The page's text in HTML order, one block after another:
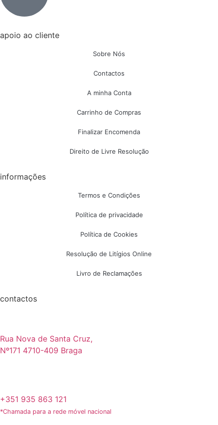
apoio ao cliente
Sobre Nós
Contactos
A minha Conta
Carrinho de Compras
Finalizar Encomenda
Direito de Livre Resolução
informações
Termos e Condições
Política de privacidade
Política de Cookies
Resolução de Litígios Online
Livro de Reclamações
contactos
Rua Nova de Santa Cruz,
Nº171 4710-409 Braga
+351 935 863 121
*Chamada para a rede móvel nacional